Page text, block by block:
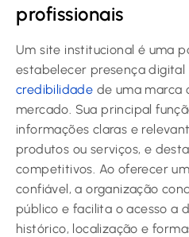
profissionais
Um site institucional é uma
estabelecer presença digital
credibilidade de uma marca
mercado. Sua principal
informações claras e
produtos ou serviços, e
competitivos. Ao oferecer
confiável, a organização
público e facilita o acesso a
histórico, localização e